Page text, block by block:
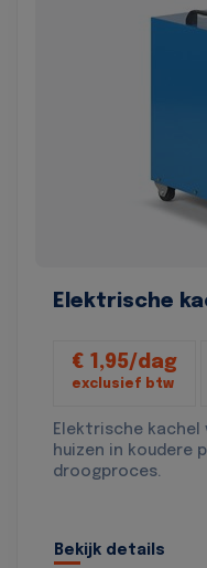
Elektrische
€ 1,95/dag
exclusief btw
Elektrische kachel
huizen in koudere
droogproces.
Bekijk details